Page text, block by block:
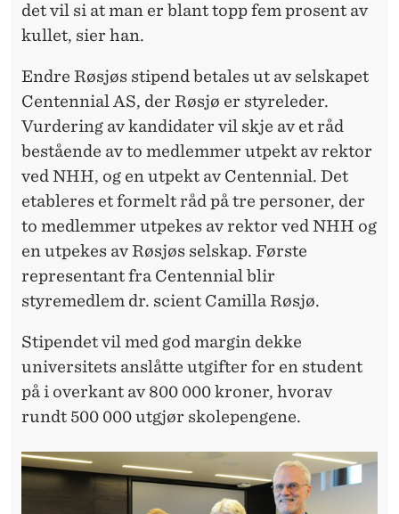
det vil si at man er blant topp fem prosent av
kullet, sier han.
Endre Røsjøs stipend betales ut av selskapet
Centennial AS, der Røsjø er styreleder.
Vurdering av kandidater vil skje av et råd
bestående av to medlemmer utpekt av rektor
ved NHH, og en utpekt av Centennial. Det
etableres et formelt råd på tre personer, der
to medlemmer utpekes av rektor ved NHH og
en utpekes av Røsjøs selskap. Første
representant fra Centennial blir
styremedlem dr. scient Camilla Røsjø.
Stipendet vil med god margin dekke
universitets anslåtte utgifter for en student
på i overkant av 800 000 kroner, hvorav
rundt 500 000 utgjør skolepengene.